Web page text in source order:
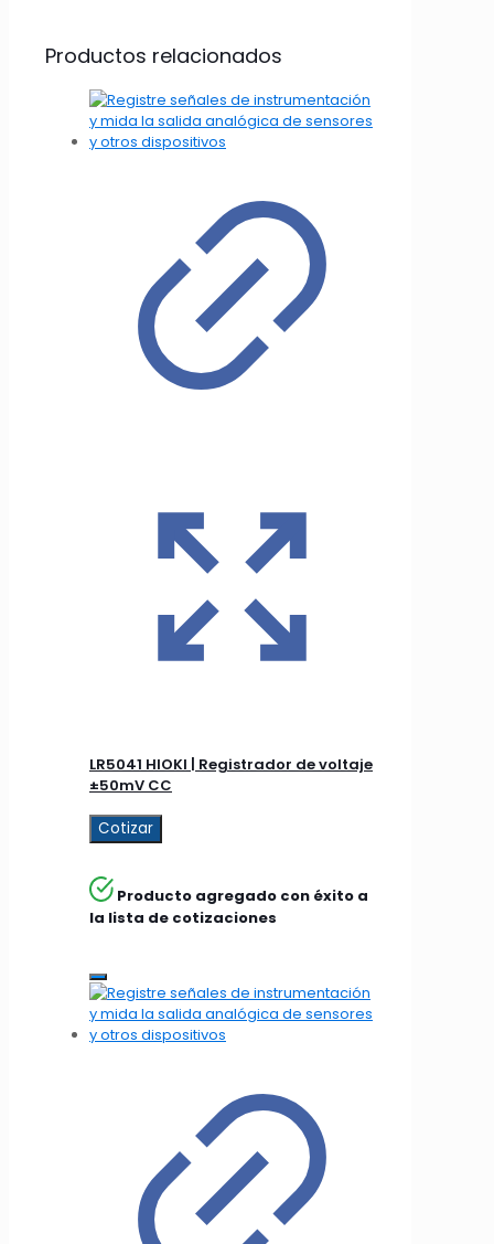
Productos relacionados
LR5041 HIOKI | Registrador de voltaje
±50mV CC
Cotizar
Producto agregado con éxito a
la lista de cotizaciones